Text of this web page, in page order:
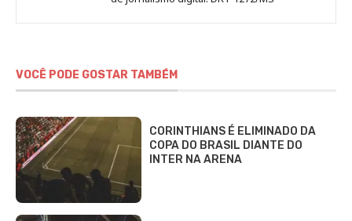
VOCÊ PODE GOSTAR TAMBÉM
CORINTHIANS É ELIMINADO DA
COPA DO BRASIL DIANTE DO
INTER NA ARENA